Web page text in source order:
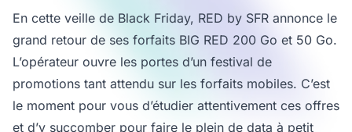
En cette veille de Black Friday, RED by SFR annonce le
grand retour de ses forfaits BIG RED 200 Go et 50 Go.
L’opérateur ouvre les portes d’un festival de
promotions tant attendu sur les forfaits mobiles. C’est
le moment pour vous d’étudier attentivement ces offres
et d’y succomber pour faire le plein de data à petit